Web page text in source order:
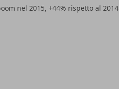
nel 2015, +44% rispetto al 2014